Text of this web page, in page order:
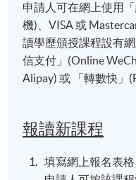
申請人可在網上使用
機)、VISA 或
讀學歷頒授課程設有
信支付」(Online
Alipay) 或 「轉數快」
報讀新課程
填寫網上報名表格